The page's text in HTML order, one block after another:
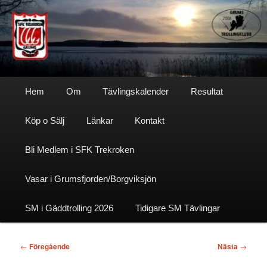
Hoppa
till
primärt
innehållSfktrekroken
Hem Om Tävlingskalender Resultat
Köp o Sälj Länkar Kontakt
Bli Medlem i SFK Trekroken
Vasar i Grumsfjorden/Borgviksjön
SM i Gäddtrolling 2026 Tidigare SM Tävlingar
Inläggsnavigering
← Föregående Nästa →